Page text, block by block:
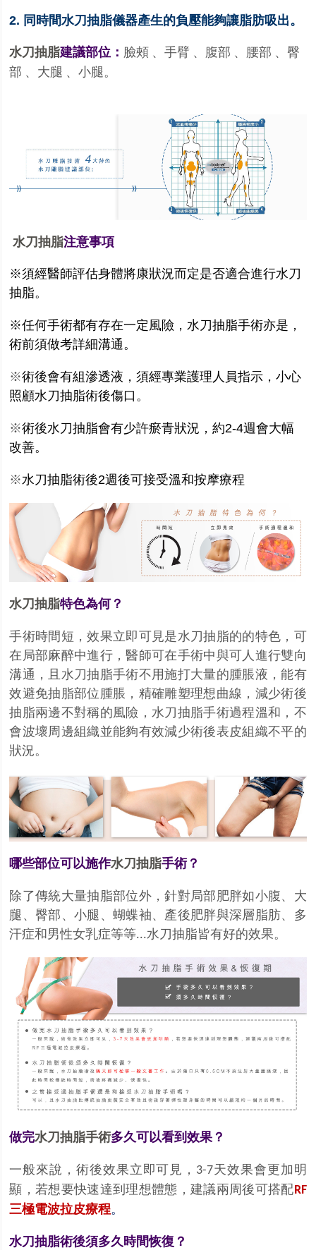
2. 同時間水刀抽脂儀器產生的負壓能夠讓脂肪吸出。
水刀抽脂建議部位： 臉頰 、手臂 、 腹部 、 腰部 、 臀
部 、 大腿 、小腿。
水刀抽脂注意事項
※須經醫師評估身體將康狀況而定是否適合進行水刀
抽脂。
※任何手術都有存在一定風險，水刀抽脂手術亦是，
術前須做考詳細溝通。
※術後會有組滲透液，須經專業護理人員指示，小心
照顧水刀抽脂術後傷口。
※術後水刀抽脂會有少許瘀青狀況，約2-4週會大幅
改善。
※水刀抽脂術後2週後可接受溫和按摩療程
水刀抽脂特色為何？
手術時間短，效果立即可見是水刀抽脂的的特色，可
在局部麻醉中進行，醫師可在手術中與可人進行雙向
溝通，且水刀抽脂手術不用施打大量的腫脹液，能有
效避免抽脂部位腫脹，精確雕塑理想曲線，減少術後
抽脂兩邊不對稱的風險，水刀抽脂手術過程溫和，不
會波壞周邊組織並能夠有效減少術後表皮組織不平的
狀況。
哪些部位可以施作水刀抽脂手術？
除了傳統大量抽脂部位外，針對局部肥胖如小腹、大
腿、臀部、小腿、蝴蝶袖、產後肥胖與深層脂肪、多
汗症和男性女乳症等等...水刀抽脂皆有好的效果。
做完水刀抽脂手術多久可以看到效果？
一般來說，術後效果立即可見， 3-7天效果會更加明
顯，若想要快速達到理想體態，建議兩周後可搭配RF
三極電波拉皮療程。
水刀抽脂術後須多久時間恢復 ？